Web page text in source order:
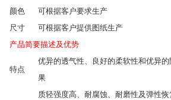
颜色
可根据客户要求生产
尺寸
可根据客户提供图纸生产
产品简要描述及优势
特点
优异的透气性、良好的柔软性和优异
果
质轻强度高、耐腐蚀、耐磨性及弹性